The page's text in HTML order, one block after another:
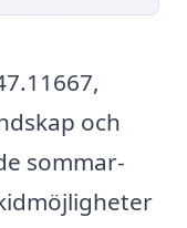
och
sommar-